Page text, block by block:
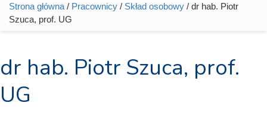
Jesteś tutaj
Strona główna / Pracownicy / Skład osobowy / dr hab. Piotr
Szuca, prof. UG
dr hab. Piotr Szuca, prof.
UG